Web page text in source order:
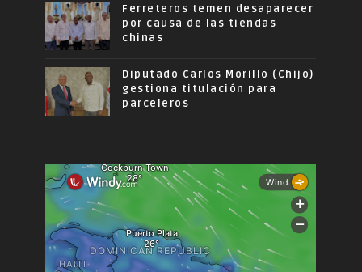
Ferreteros temen desaparecer
por causa de las tiendas
chinas
Diputado Carlos Morillo (Chijo)
gestiona titulación para
parceleros